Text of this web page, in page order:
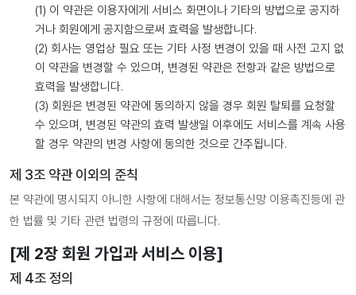
(1) 이 약관은 이용자에게 서비스 화면이나 기타의 방법으로 공지하
거나 회원에게 공지함으로써 효력을 발생합니다.
(2) 회사는 영업상 필요 또는 기타 사정 변경이 있을 때 사전 고지 없
이 약관을 변경할 수 있으며, 변경된 약관은 전항과 같은 방법으로
효력을 발생합니다.
(3) 회원은 변경된 약관에 동의하지 않을 경우 회원 탈퇴를 요청할
수 있으며, 변경된 약관의 효력 발생일 이후에도 서비스를 계속 사용
할 경우 약관의 변경 사항에 동의한 것으로 간주됩니다.
제 3조 약관 이외의 준칙
본 약관에 명시되지 아니한 사항에 대해서는 정보통신망 이용촉진등에 관
한 법률 및 기타 관련 법령의 규정에 따릅니다.
[제 2장 회원 가입과 서비스 이용]
제 4조 정의